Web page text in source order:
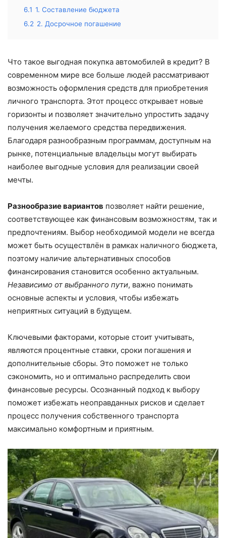
6.1 1. Составление бюджета
6.2 2. Досрочное погашение
Что такое выгодная покупка автомобилей в кредит? В
современном мире все больше людей рассматривают
возможность оформления средств для приобретения
личного транспорта. Этот процесс открывает новые
горизонты и позволяет значительно упростить задачу
получения желаемого средства передвижения.
Благодаря разнообразным программам, доступным на
рынке, потенциальные владельцы могут выбирать
наиболее выгодные условия для реализации своей
мечты.
Разнообразие вариантов позволяет найти решение,
соответствующее как финансовым возможностям, так и
предпочтениям. Выбор необходимой модели не всегда
может быть осуществлён в рамках наличного бюджета,
поэтому наличие альтернативных способов
финансирования становится особенно актуальным.
Независимо от выбранного пути, важно понимать
основные аспекты и условия, чтобы избежать
неприятных ситуаций в будущем.
Ключевыми факторами, которые стоит учитывать,
являются процентные ставки, сроки погашения и
дополнительные сборы. Это поможет не только
сэкономить, но и оптимально распределить свои
финансовые ресурсы. Осознанный подход к выбору
поможет избежать неоправданных рисков и сделает
процесс получения собственного транспорта
максимально комфортным и приятным.